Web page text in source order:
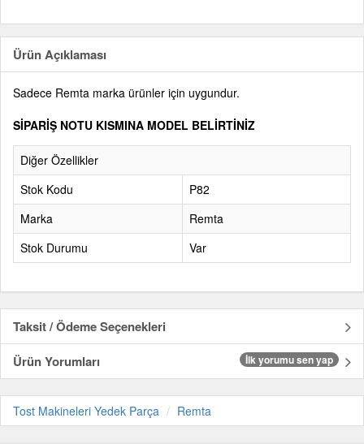
Ürün Açıklaması
Sadece Remta marka ürünler için uygundur.
SİPARİŞ NOTU KISMINA MODEL BELİRTİNİZ
Diğer Özellikler
Stok Kodu
P82
Marka
Remta
Stok Durumu
Var
Taksit / Ödeme Seçenekleri
Ürün Yorumları
İlk yorumu sen yap
Tost Makineleri Yedek Parça Remta